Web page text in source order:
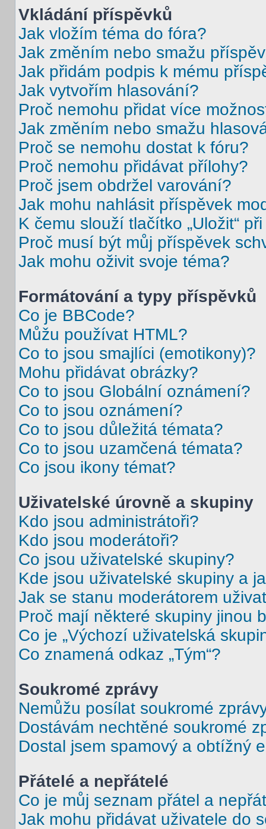
Vkládání příspěvků
Jak vložím téma do fóra?
Jak změním nebo smažu
Jak přidám podpis k mému
Jak vytvořím hlasování?
Proč nemohu přidat více
Jak změním nebo smažu
Proč se nemohu dostat k fóru?
Proč nemohu přidávat přílohy?
Proč jsem obdržel varování?
Jak mohu nahlásit příspěvek
K čemu slouží tlačítko „Uložit“
Proč musí být můj příspěvek
Jak mohu oživit svoje téma?
Formátování a typy příspěvků
Co je BBCode?
Můžu používat HTML?
Co to jsou smajlíci (emotikony)?
Mohu přidávat obrázky?
Co to jsou Globální oznámení?
Co to jsou oznámení?
Co to jsou důležitá témata?
Co to jsou uzamčená témata?
Co jsou ikony témat?
Uživatelské úrovně a skupiny
Kdo jsou administrátoři?
Kdo jsou moderátoři?
Co jsou uživatelské skupiny?
Kde jsou uživatelské skupiny a
Jak se stanu moderátorem
Proč mají některé skupiny jinou
Co je „Výchozí uživatelská
Co znamená odkaz „Tým“?
Soukromé zprávy
Nemůžu posílat soukromé
Dostávám nechtěné soukromé
Dostal jsem spamový a obtížný
Přátelé a nepřátelé
Co je můj seznam přátel a
Jak mohu přidávat uživatele do